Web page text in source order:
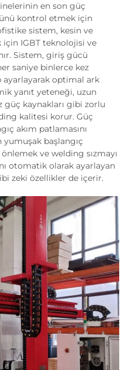
en son güç
kontrol etmek için
sistem, kesin ve
IGBT teknolojisi ve
Sistem, giriş gücü
saniye binlerce kez
optimal ark
yanıt yeteneği, uzun
güç kaynakları gibi zorlu
kalitesi korur. Güç
akım patlamasını
başlangıç
ve welding sızmayı
otomatik olarak ayarlayan
zeki özellikler de içerir.